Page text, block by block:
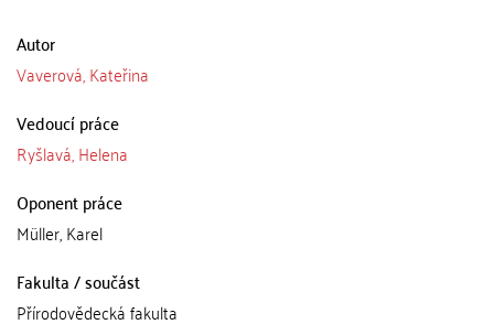
Autor
Vaverová, Kateřina
Vedoucí práce
Ryšlavá, Helena
Oponent práce
Müller, Karel
Fakulta / součást
Přírodovědecká fakulta